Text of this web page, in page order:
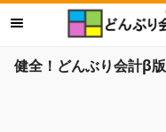
健全！どんぶり会計β版